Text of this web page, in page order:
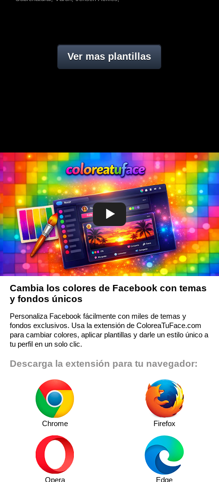
Ver mas plantillas
Cambia los colores de Facebook con temas
y fondos únicos
Personaliza Facebook fácilmente con miles de temas y
fondos exclusivos. Usa la extensión de ColoreaTuFace.com
para cambiar colores, aplicar plantillas y darle un estilo único a
tu perfil en un solo clic.
Descarga la extensión para tu navegador:
Chrome Firefox
Opera Edge